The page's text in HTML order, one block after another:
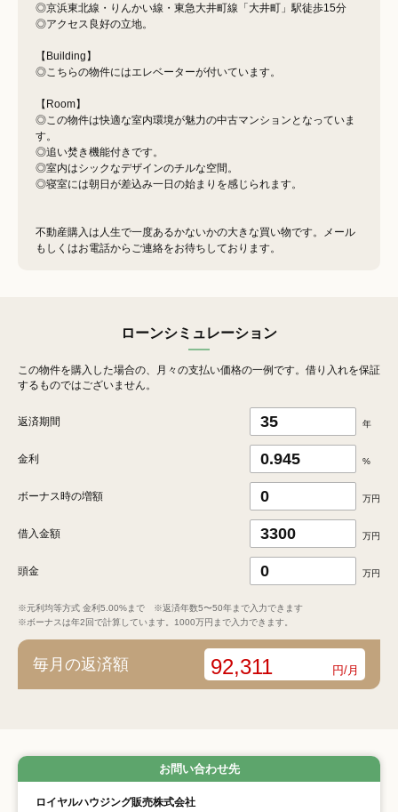
◎京浜東北線・りんかい線・東急大井町線「大井町」駅徒歩15分
◎アクセス良好の立地。
【Building】
◎こちらの物件にはエレベーターが付いています。
【Room】
◎この物件は快適な室内環境が魅力の中古マンションとなっていま
す。
◎追い焚き機能付きです。
◎室内はシックなデザインのチルな空間。
◎寝室には朝日が差込み一日の始まりを感じられます。
不動産購入は人生で一度あるかないかの大きな買い物です。メール
もしくはお電話からご連絡をお待ちしております。
ローンシミュレーション
この物件を購入した場合の、月々の支払い価格の一例です。借り入れを保証
するものではございません。
返済期間 年
金利 %
ボーナス時の増額 万円
借入金額 万円
頭金 万円
※元利均等方式 金利5.00%まで ※返済年数5〜50年まで入力できます
※ボーナスは年2回で計算しています。1000万円まで入力できます。
毎月の返済額 92,311 円/月
お問い合わせ先
ロイヤルハウジング販売株式会社